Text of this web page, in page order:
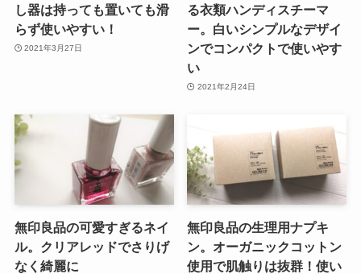
し器は持っても置いても滑
らず使いやすい！
2021年3月27日
る衣類ハンディスチーマ
ー。白いシンプルなデザイ
ンでコンパクトで使いやす
い
2021年2月24日
無印良品の可愛すぎるネイ
ル。クリアレッドでさりげ
なく綺麗に
無印良品の生理用ナプキ
ン。オーガニックコットン
使用で肌触りは抜群！使い